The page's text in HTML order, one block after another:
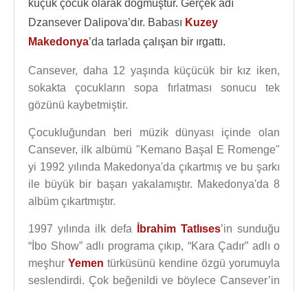
küçük çocuk olarak doğmuştur. Gerçek adı
Dzansever Dalipova’dır. Babası Kuzey
Makedonya’da tarlada çalışan bir ırgattı.
Cansever, daha 12 yaşında küçücük bir kız iken,
sokakta çocukların sopa fırlatması sonucu tek
gözünü kaybetmiştir.
Çocukluğundan beri müzik dünyası içinde olan
Cansever, ilk albümü "Kemano Başal E Romenge"
yi 1992 yılında Makedonya'da çıkartmış ve bu şarkı
ile büyük bir başarı yakalamıştır. Makedonya'da 8
albüm çıkartmıştır.
1997 yılında ilk defa İbrahim Tatlıses’in sunduğu
“İbo Show” adlı programa çıkıp, “Kara Çadır” adlı o
meşhur Yemen türküsünü kendine özgü yorumuyla
seslendirdi. Çok beğenildi ve böylece Cansever’in